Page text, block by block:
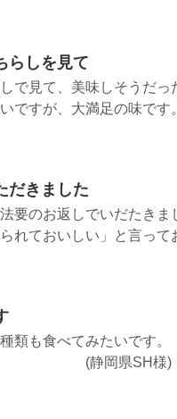
らしを見て
で見て、美味しそうだ
いですが、大満足の味
だきました
要のお返しでいだたきま
れておいしい」と言って
類も食べてみたいです。
) 安曇野